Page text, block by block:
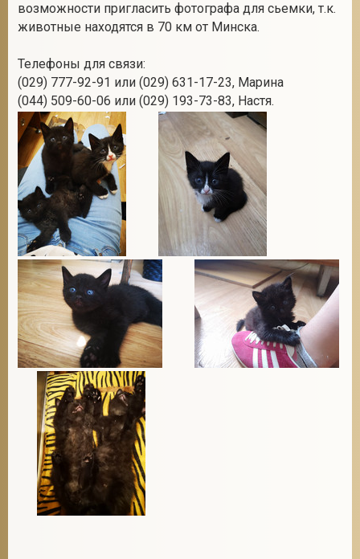
возможности пригласить фотографа для сьемки, т.к.
животные находятся в 70 км от Минска.
Телефоны для связи:
(029) 777-92-91 или (029) 631-17-23, Марина
(044) 509-60-06 или (029) 193-73-83, Настя.